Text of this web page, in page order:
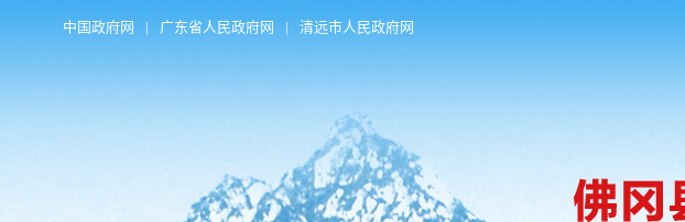
中国政府网 | 广东省人民政府网 | 清远市人民政府网